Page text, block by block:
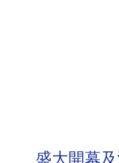
盛大開幕